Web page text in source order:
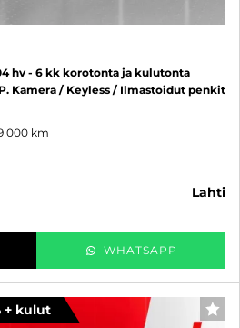
hv - 6 kk korotonta ja kulutonta
Kamera / Keyless / Ilmastoidut penkit
000 km
lahti
WHATSAPP
+ kulut